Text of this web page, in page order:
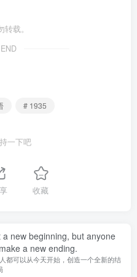
载。
# 1935
一下吧
收藏
new beginning, but anyone
a new ending.
都可以从今天开始，创造一个全新的结